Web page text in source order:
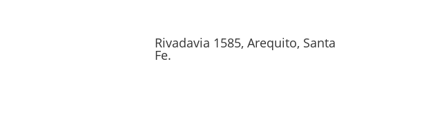
Rivadavia 1585, Arequito, Santa
Fe.